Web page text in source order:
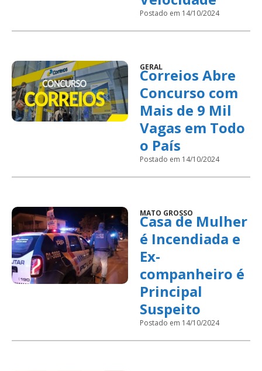
Postado em 14/10/2024
GERAL
Correios Abre
Concurso com
Mais de 9 Mil
Vagas em Todo
o País
Postado em 14/10/2024
MATO GROSSO
Casa de Mulher
é Incendiada e
Ex-
companheiro é
Principal
Suspeito
Postado em 14/10/2024